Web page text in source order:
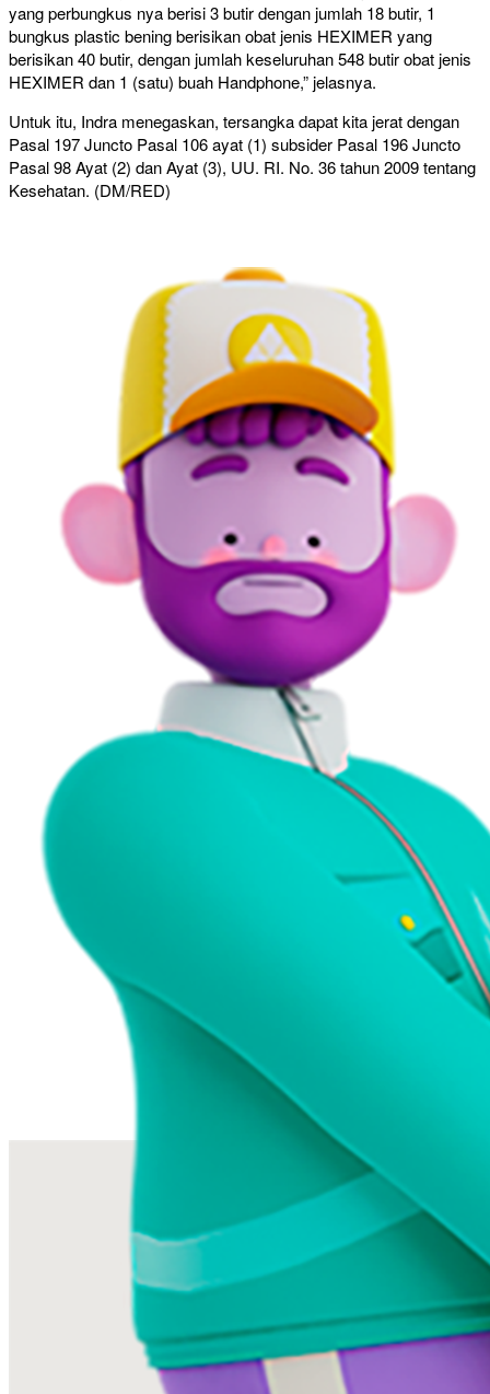
yang perbungkus nya berisi 3 butir dengan jumlah 18 butir, 1
bungkus plastic bening berisikan obat jenis HEXIMER yang
berisikan 40 butir, dengan jumlah keseluruhan 548 butir obat jenis
HEXIMER dan 1 (satu) buah Handphone,” jelasnya.
Untuk itu, Indra menegaskan, tersangka dapat kita jerat dengan
Pasal 197 Juncto Pasal 106 ayat (1) subsider Pasal 196 Juncto
Pasal 98 Ayat (2) dan Ayat (3), UU. RI. No. 36 tahun 2009 tentang
Kesehatan. (DM/RED)